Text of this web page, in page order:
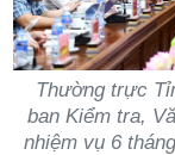
Thường trực
ban Kiểm tra,
nhiệm vụ 6